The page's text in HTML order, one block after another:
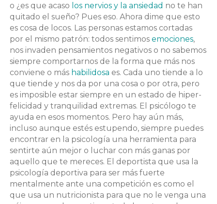
o ¿es que acaso los nervios y la ansiedad no te han
quitado el sueño? Pues eso. Ahora dime que esto
es cosa de locos. Las personas estamos cortadas
por el mismo patrón: todos sentimos emociones,
nos invaden pensamientos negativos o no sabemos
siempre comportarnos de la forma que más nos
conviene o más habilidosa es. Cada uno tiende a lo
que tiende y nos da por una cosa o por otra, pero
es imposible estar siempre en un estado de hiper-
felicidad y tranquilidad extremas. El psicólogo te
ayuda en esos momentos. Pero hay aún más,
incluso aunque estés estupendo, siempre puedes
encontrar en la psicología una herramienta para
sentirte aún mejor o luchar con más ganas por
aquello que te mereces. El deportista que usa la
psicología deportiva para ser más fuerte
mentalmente ante una competición es como el
que usa un nutricionista para que no le venga una